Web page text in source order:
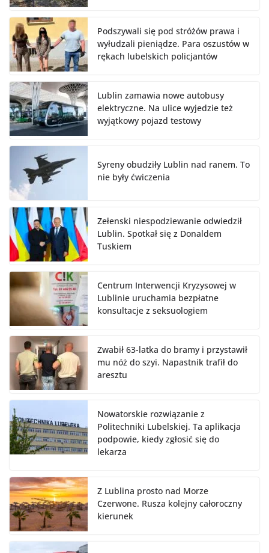
Podszywali się pod stróżów prawa i
wyłudzali pieniądze. Para oszustów w
rękach lubelskich policjantów
Lublin zamawia nowe autobusy
elektryczne. Na ulice wyjedzie też
wyjątkowy pojazd testowy
Syreny obudziły Lublin nad ranem. To
nie były ćwiczenia
Zełenski niespodziewanie odwiedził
Lublin. Spotkał się z Donaldem
Tuskiem
Centrum Interwencji Kryzysowej w
Lublinie uruchamia bezpłatne
konsultacje z seksuologiem
Zwabił 63-latka do bramy i przystawił
mu nóż do szyi. Napastnik trafił do
aresztu
Nowatorskie rozwiązanie z
Politechniki Lubelskiej. Ta aplikacja
podpowie, kiedy zgłosić się do
lekarza
Z Lublina prosto nad Morze
Czerwone. Rusza kolejny całoroczny
kierunek